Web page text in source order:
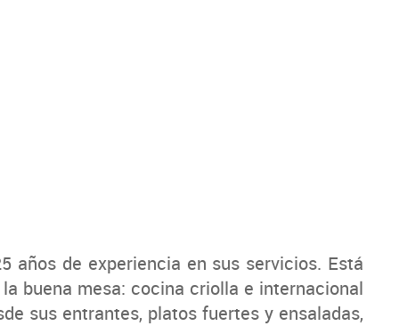
años de experiencia en sus servicios. Está
buena mesa: cocina criolla e internacional
sus entrantes, platos fuertes y ensaladas,